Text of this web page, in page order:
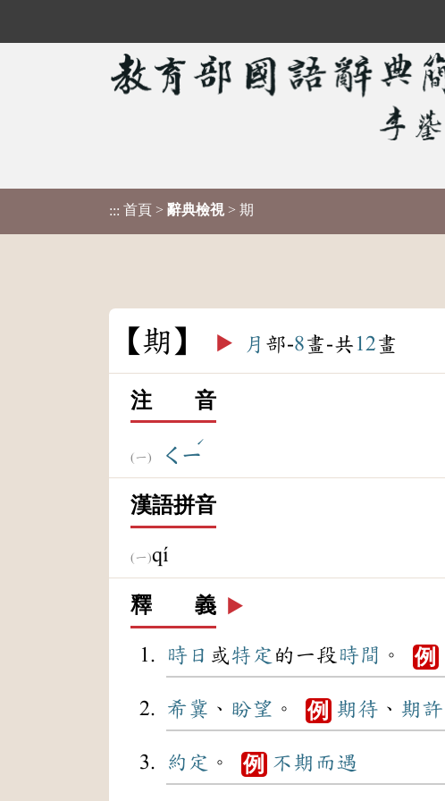
::: 首頁 > 辭典檢視 > 期
期 ▶️ 月 部-8畫-共 12畫
注 音
ㄑㄧ
ˊ
漢語拼音
qí
釋 義 ▶️
時日 或特定 的一段 時間 。 例
希冀 、 盼望 。 例 期待 、 期許
約定 。 例 不期而遇